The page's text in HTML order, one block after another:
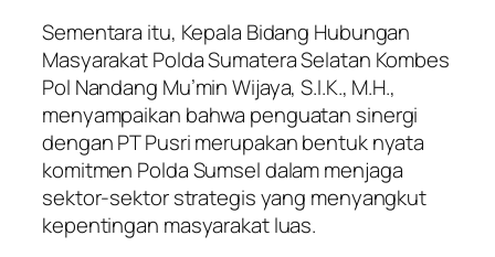
Sementara itu, Kepala Bidang Hubungan
Masyarakat Polda Sumatera Selatan Kombes
Pol Nandang Mu’min Wijaya, S.I.K., M.H.,
menyampaikan bahwa penguatan sinergi
dengan PT Pusri merupakan bentuk nyata
komitmen Polda Sumsel dalam menjaga
sektor-sektor strategis yang menyangkut
kepentingan masyarakat luas.